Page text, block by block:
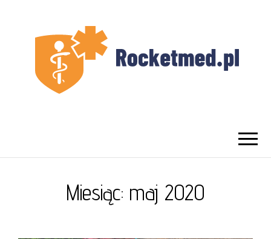
WARSZAWA
Miesiąc: maj 2020